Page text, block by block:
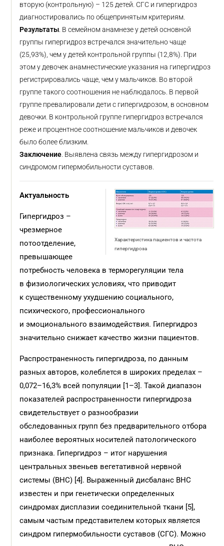
вторую (контрольную) – 125 детей. СГС и гипергидроз
диагностировались по общепринятым критериям.
Результаты . В семейном анамнезе у детей основной
группы гипергидроз встречался значительно чаще
(25,93%), чем у детей контрольной группы (12,8%). При
этом у девочек анамнестические указания на гипергидроз
регистрировались чаще, чем у мальчиков. Во второй
группе такого соотношения не наблюдалось. В первой
группе превалировали дети с гипергидрозом, в основном
девочки. В контрольной группе гипергидроз встречался
реже и процентное соотношение мальчиков и девочек
было более близким.
Заключение . Выявлена связь между гипергидрозом и
синдромом гипермобильности суставов.
Характеристика пациентов и частота
гипергидроза
Актуальность
Гипергидроз –
чрезмерное
потоотделение,
превышающее
потребность человека в терморегуляции тела
в физиологических условиях, что приводит
к существенному ухудшению социального,
психического, профессионального
и эмоционального взаимодействия. Гипергидроз
значительно снижает качество жизни пациентов.
Распространенность гипергидроза, по данным
разных авторов, колеблется в широких пределах –
0,072–16,3% всей популяции [1–3]. Такой диапазон
показателей распространенности гипергидроза
свидетельствует о разнообразии
обследованных групп без предварительного отбора
наиболее вероятных носителей патологического
признака. Гипергидроз – итог нарушения
центральных звеньев вегетативной нервной
системы (ВНС) [4]. Выраженный дисбаланс ВНС
известен и при генетически определенных
синдромах дисплазии соединительной ткани [5],
самым частым представителем которых является
синдром гипермобильности суставов (СГС). Можно